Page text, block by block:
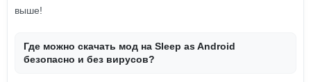
выше!
Где можно скачать мод на Sleep as Android
безопасно и без вирусов?